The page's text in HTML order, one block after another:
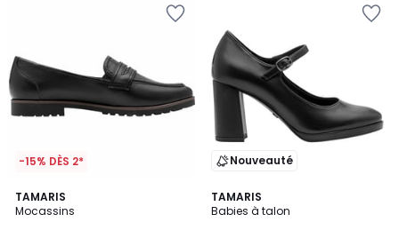
-15% DÈS 2*
TAMARIS
Mocassins
2
Couleurs
Nouveauté
TAMARIS
Babies à talon